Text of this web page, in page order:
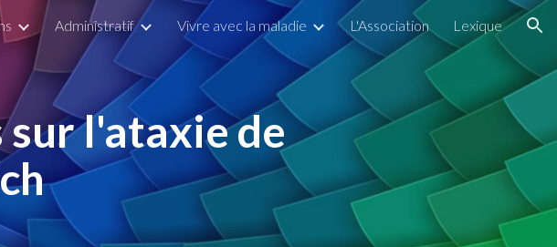
Skip to navigation
Administratif Vivre avec la maladie L'Association Lexique
sur l'ataxie de